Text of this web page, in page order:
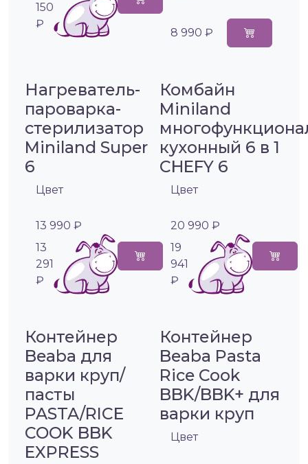
150
₽
8 990 ₽
Нагреватель-
пароварка-
стерилизатор
Miniland Super
6
Цвет
13 990 ₽
13
291
₽
Комбайн
Miniland
кухонный 6 в 1
CHEFY 6
Цвет
20 990 ₽
19
941
₽
Контейнер
Beaba для
варки круп/
пасты
PASTA/RICE
COOK BBK
EXPRESS
Контейнер
Beaba Pasta
Rice Cook
BBK/BBK+ для
варки круп
Цвет